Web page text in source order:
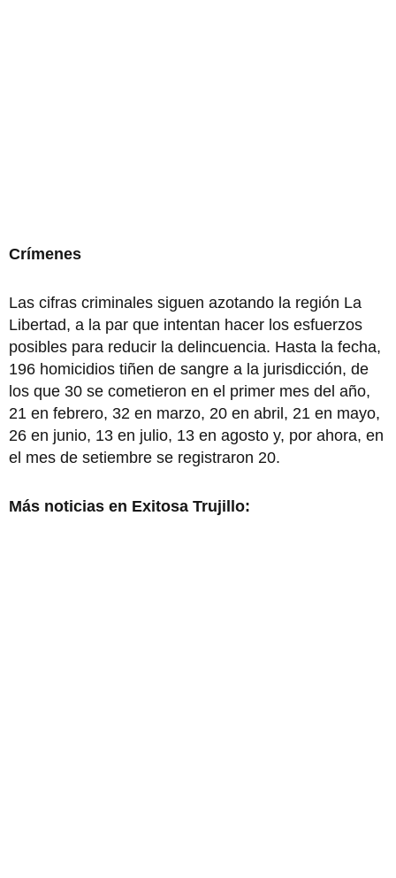
Crímenes
Las cifras criminales siguen azotando la región La
Libertad, a la par que intentan hacer los esfuerzos
posibles para reducir la delincuencia. Hasta la fecha,
196 homicidios tiñen de sangre a la jurisdicción, de
los que 30 se cometieron en el primer mes del año,
21 en febrero, 32 en marzo, 20 en abril, 21 en mayo,
26 en junio, 13 en julio, 13 en agosto y, por ahora, en
el mes de setiembre se registraron 20.
Más noticias en Exitosa Trujillo: